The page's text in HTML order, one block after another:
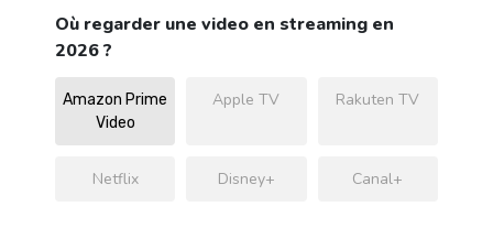
Où regarder une video en streaming en
2026 ?
Amazon Prime
Video
Apple TV Rakuten TV
Netflix Disney+ Canal+